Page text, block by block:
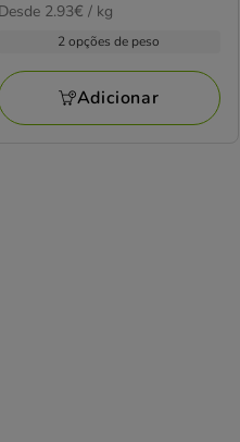
com
avaliações
de
2.93€
Desde 2.93€ / kg
2 opções de peso
Adicionar